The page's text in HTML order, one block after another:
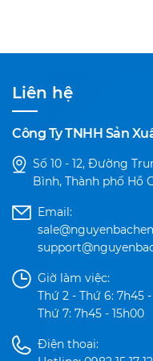
Liên hệ
Công Ty TNHH Sản
Số 10 - 12, Đường
Bình, Thành phố Hồ
Email:
Giờ làm việc:
Thứ 2 - Thứ 6: 7h45
Thứ 7: 7h45 - 15h00
Điện thoại: